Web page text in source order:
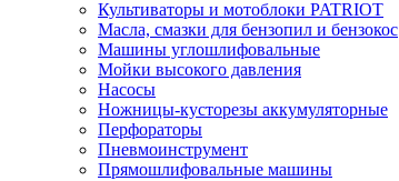
Культиваторы и мотоблоки PATRIOT
Масла, смазки для бензопил и бензокос
Машины углошлифовальные
Мойки высокого давления
Насосы
Ножницы-кусторезы аккумуляторные
Перфораторы
Пневмоинструмент
Прямошлифовальные машины